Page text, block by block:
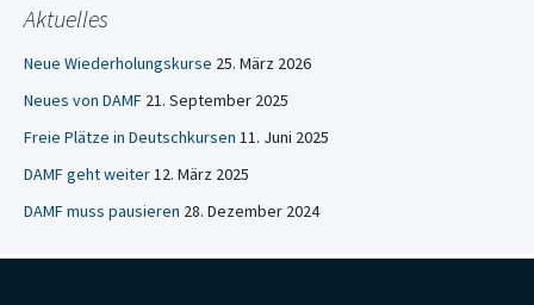
Aktuelles
Neue Wiederholungskurse 25. März 2026
Neues von DAMF 21. September 2025
Freie Plätze in Deutschkursen 11. Juni 2025
DAMF geht weiter12. März 2025
DAMF muss pausieren 28. Dezember 2024